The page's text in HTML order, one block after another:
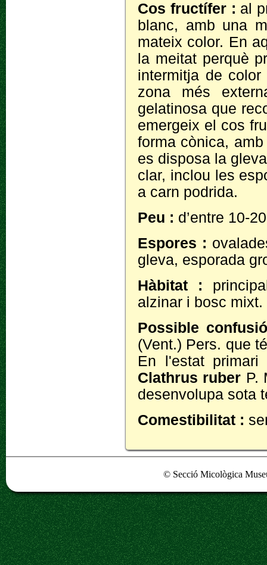
Cos fructífer : al
blanc, amb una
mateix color. En
la meitat perquè
intermitja de
zona més
gelatinosa que
emergeix el cos
forma cònica,
es disposa la
clar, inclou les
a carn podrida.
Peu : d’entre 10-
Espores :
gleva, esporada
Hàbitat :
alzinar i bosc mixt.
Possible
(Vent.) Pers. que
En l'estat
Clathrus ruber P.
desenvolupa sota
Comestibilitat :
© Secció Micològica